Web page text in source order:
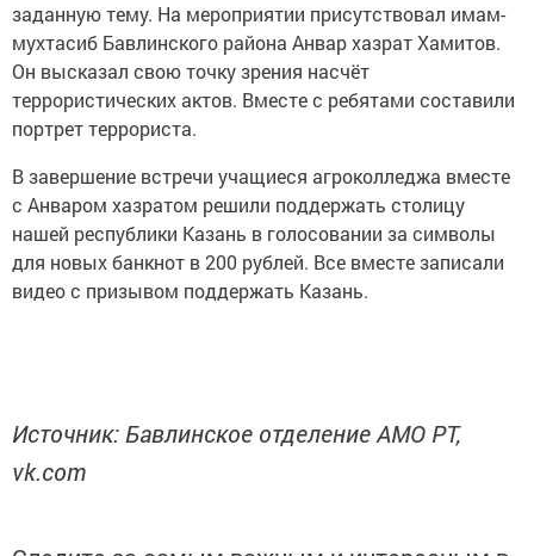
заданную тему. На мероприятии присутствовал имам-
мухтасиб Бавлинского района Анвар хазрат Хамитов.
Он высказал свою точку зрения насчёт
террористических актов. Вместе с ребятами составили
портрет террориста.
В завершение встречи учащиеся агроколледжа вместе
с Анваром хазратом решили поддержать столицу
нашей республики Казань в голосовании за символы
для новых банкнот в 200 рублей. Все вместе записали
видео с призывом поддержать Казань.
Источник: Бавлинское отделение АМО РТ,
vk.com